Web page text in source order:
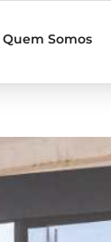
Quem Somos